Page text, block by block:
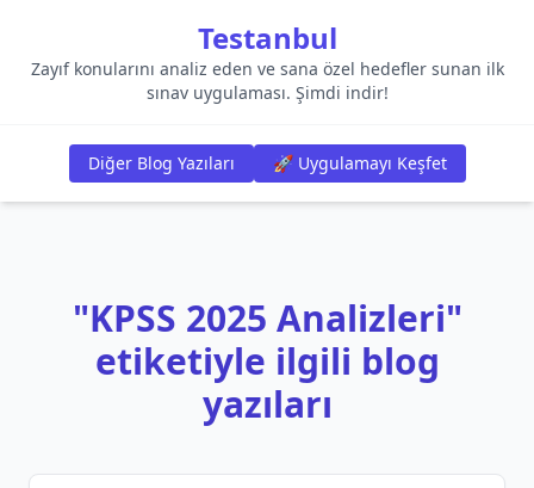
Testanbul
Zayıf konularını analiz eden ve sana özel hedefler sunan ilk
sınav uygulaması. Şimdi indir!
Diğer Blog Yazıları 🚀 Uygulamayı Keşfet
"KPSS 2025 Analizleri"
etiketiyle ilgili blog
yazıları